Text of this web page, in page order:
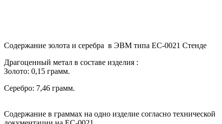
Содержание золота и серебра в ЭВМ типа ЕС-0021 Стенде
Драгоценный метал в составе изделия :
Золото: 0,15 грамм.
Серебро: 7,46 грамм.
Содержание в граммах на одно изделие согласно технической